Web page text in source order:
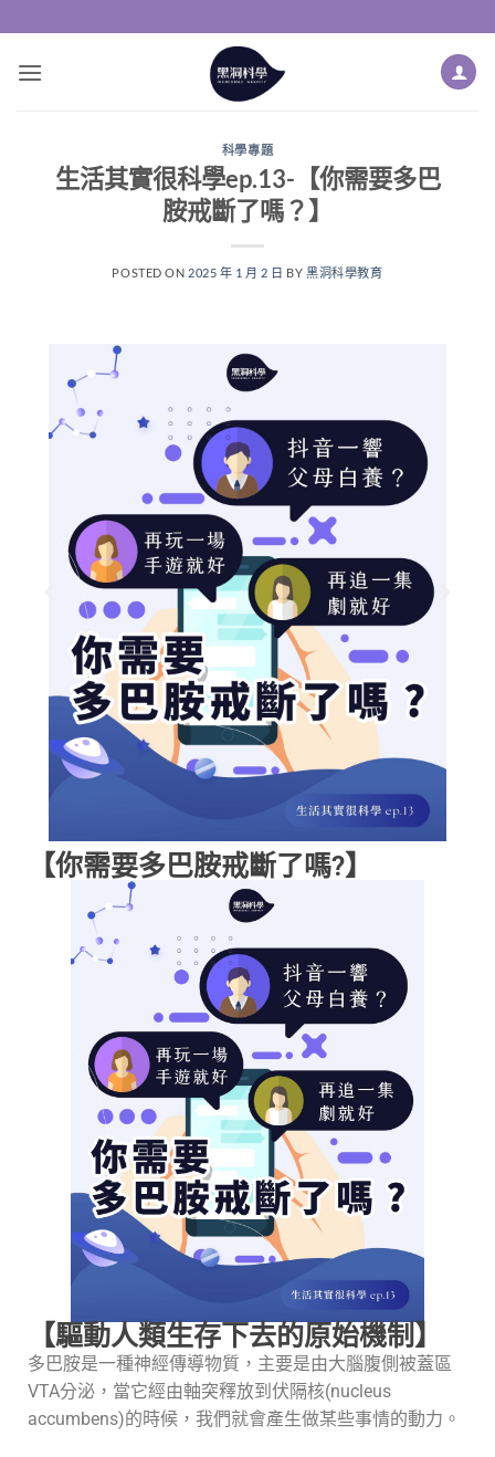
科學專題
生活其實很科學ep.13-【你需要多巴
胺戒斷了嗎？】
POSTED ON 2025 年 1 月 2 日 BY黑洞科學教育
【你需要多巴胺戒斷了嗎?】
【驅動人類生存下去的原始機制】
多巴胺是一種神經傳導物質，主要是由大腦腹側被蓋區
VTA分泌，當它經由軸突釋放到伏隔核(nucleus
accumbens)的時候，我們就會產生做某些事情的動力。